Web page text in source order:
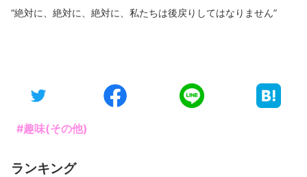
“絶対に、絶対に、絶対に、私たちは後戻りしてはなりません”
#趣味(その他)
ランキング